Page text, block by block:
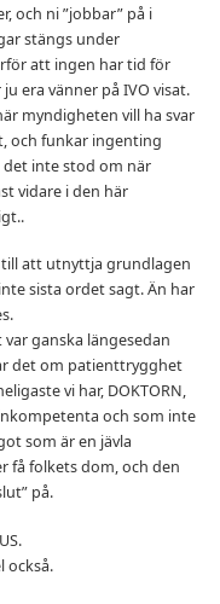
och ni ”jobbar” på i
stängs under
att ingen har tid för
era vänner på IVO visat.
myndigheten vill ha svar
och funkar ingenting
det inte stod om när
vidare i den här
till att utnyttja grundlagen
sista ordet sagt. Än har
ganska längesedan
det om patienttrygghet
vi har, DOKTORN,
och som inte
som är en jävla
få folkets dom, och den
på.
också.